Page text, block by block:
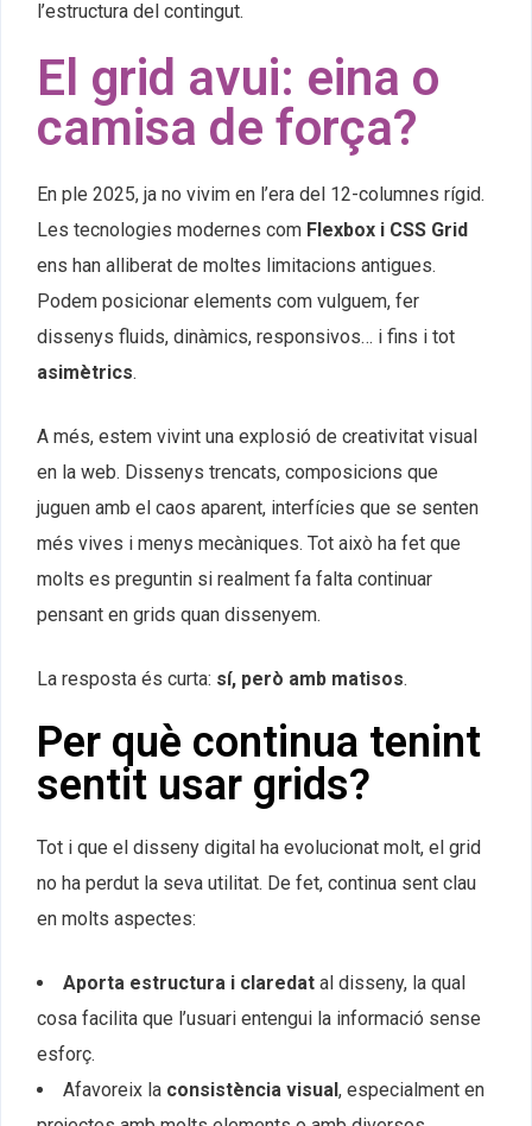
l’estructura del contingut.
El grid avui: eina o
camisa de força?
En ple 2025, ja no vivim en l’era del 12-columnes rígid.
Les tecnologies modernes com Flexbox i CSS Grid
ens han alliberat de moltes limitacions antigues.
Podem posicionar elements com vulguem, fer
dissenys fluids, dinàmics, responsivos… i fins i tot
asimètrics.
A més, estem vivint una explosió de creativitat visual
en la web. Dissenys trencats, composicions que
juguen amb el caos aparent, interfícies que se senten
més vives i menys mecàniques. Tot això ha fet que
molts es preguntin si realment fa falta continuar
pensant en grids quan dissenyem.
La resposta és curta: sí, però amb matisos.
Per què continua tenint
sentit usar grids?
Tot i que el disseny digital ha evolucionat molt, el grid
no ha perdut la seva utilitat. De fet, continua sent clau
en molts aspectes:
Aporta estructura i claredat al disseny, la qual
cosa facilita que l’usuari entengui la informació sense
esforç.
Afavoreix la consistència visual , especialment en